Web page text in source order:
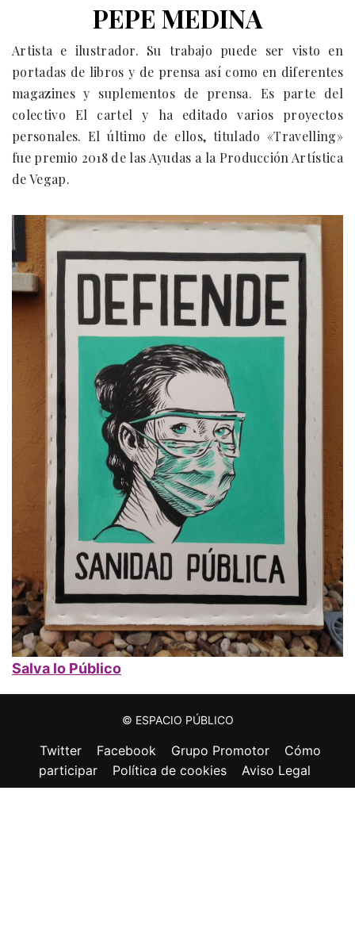
PEPE MEDINA
Artista e ilustrador. Su trabajo puede ser visto en
portadas de libros y de prensa así como en diferentes
magazines y suplementos de prensa. Es parte del
colectivo El cartel y ha editado varios proyectos
personales. El último de ellos, titulado «Travelling»
fue premio 2018 de las Ayudas a la Producción Artística
de Vegap.
Salva lo Público
© ESPACIO PÚBLICO
Twitter Facebook Grupo Promotor
Cómo
participar
Política de cookies Aviso Legal